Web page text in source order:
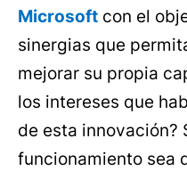
Microsoft con el
sinergias que
mejorar su propia
los intereses que
de esta innovación?
funcionamiento sea